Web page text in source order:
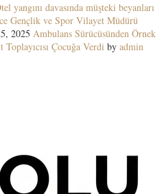
yangını davasında müşteki beyanları
Gençlik ve Spor Vilayet Müdürü
2025 Ambulans Sürücüsünden Örnek
Toplayıcısı Çocuğa Verdi by admin